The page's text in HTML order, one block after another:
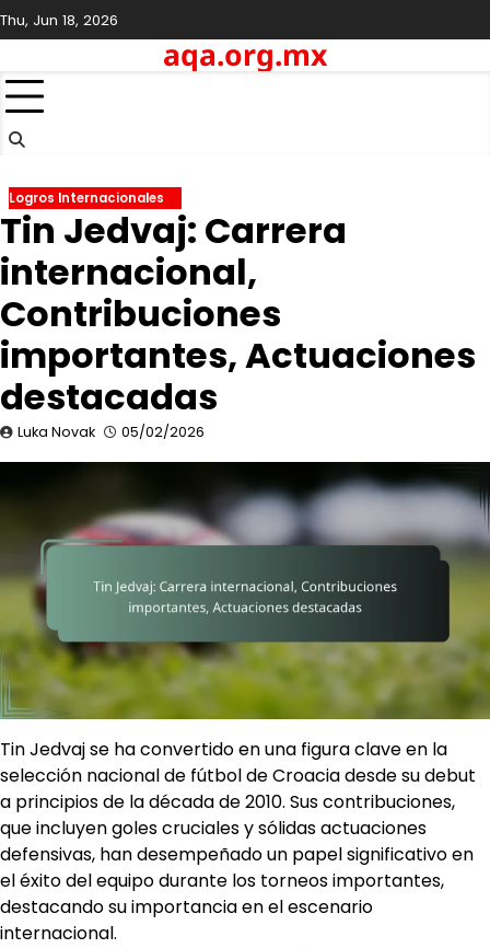
Skip
to
Thu, Jun 18, 2026
aqa.org.mx
Logros Internacionales
Tin Jedvaj: Carrera
internacional,
Contribuciones
importantes, Actuaciones
destacadas
Luka Novak 05/02/2026
Tin Jedvaj se ha convertido en una figura clave en la
selección nacional de fútbol de Croacia desde su debut
a principios de la década de 2010. Sus contribuciones,
que incluyen goles cruciales y sólidas actuaciones
defensivas, han desempeñado un papel significativo en
el éxito del equipo durante los torneos importantes,
destacando su importancia en el escenario
internacional.